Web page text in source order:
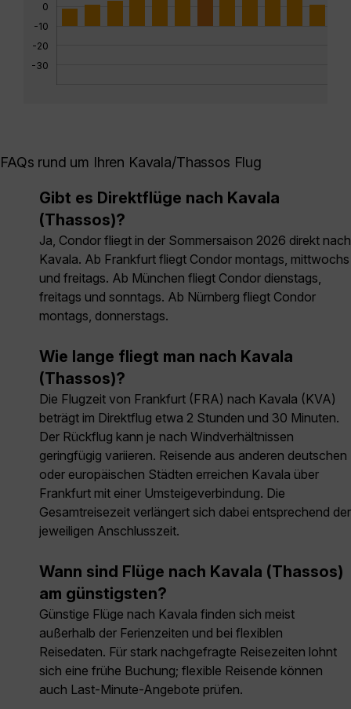
0
-10
-20
-30
FAQs rund um Ihren Kavala/Thassos Flug
Gibt es Direktflüge nach Kavala
(Thassos)?
Ja, Condor fliegt in der Sommersaison 2026 direkt nach
Kavala. Ab Frankfurt fliegt Condor montags, mittwochs
und freitags. Ab München fliegt Condor dienstags,
freitags und sonntags. Ab Nürnberg fliegt Condor
montags, donnerstags.
Wie lange fliegt man nach Kavala
(Thassos)?
Die Flugzeit von Frankfurt (FRA) nach Kavala (KVA)
beträgt im Direktflug etwa 2 Stunden und 30 Minuten.
Der Rückflug kann je nach Windverhältnissen
geringfügig variieren. Reisende aus anderen deutschen
oder europäischen Städten erreichen Kavala über
Frankfurt mit einer Umsteigeverbindung. Die
Gesamtreisezeit verlängert sich dabei entsprechend der
jeweiligen Anschlusszeit.
Wann sind Flüge nach Kavala (Thassos)
am günstigsten?
Günstige Flüge nach Kavala finden sich meist
außerhalb der Ferienzeiten und bei flexiblen
Reisedaten. Für stark nachgefragte Reisezeiten lohnt
sich eine frühe Buchung; flexible Reisende können
auch Last-Minute-Angebote prüfen.